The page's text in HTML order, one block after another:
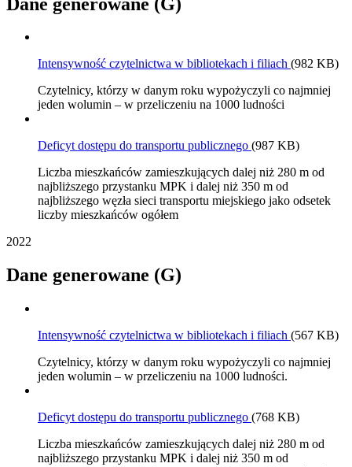
Intensywność czytelnictwa w bibliotekach i filiach (982 KB)
Czytelnicy, którzy w danym roku wypożyczyli co najmniej
jeden wolumin – w przeliczeniu na 1000 ludności
Deficyt dostępu do transportu publicznego (987 KB)
Liczba mieszkańców zamieszkujących dalej niż 280 m od
najbliższego przystanku MPK i dalej niż 350 m od
najbliższego węzła sieci transportu miejskiego jako odsetek
liczby mieszkańców ogółem
2022
Dane generowane (G)
Intensywność czytelnictwa w bibliotekach i filiach (567 KB)
Czytelnicy, którzy w danym roku wypożyczyli co najmniej
jeden wolumin – w przeliczeniu na 1000 ludności.
Deficyt dostępu do transportu publicznego (768 KB)
Liczba mieszkańców zamieszkujących dalej niż 280 m od
najbliższego przystanku MPK i dalej niż 350 m od